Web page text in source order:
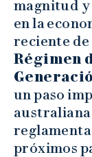
magnitud
en la
reciente de
Régimen
un paso
próximos